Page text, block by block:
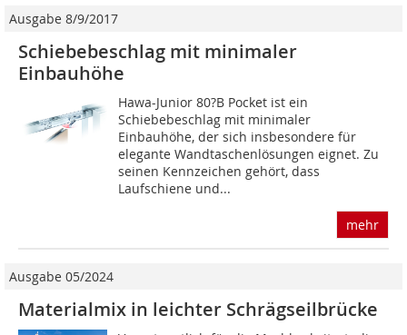
Ausgabe 8/9/2017
Schiebebeschlag mit minimaler
Einbauhöhe
Hawa-Junior 80?B Pocket ist ein
Schiebebeschlag mit minimaler
Einbauhöhe, der sich insbesondere für
elegante Wandtaschenlösungen eignet. Zu
seinen Kennzeichen gehört, dass
Laufschiene und...
mehr
Ausgabe 05/2024
Materialmix in leichter Schrägseilbrücke